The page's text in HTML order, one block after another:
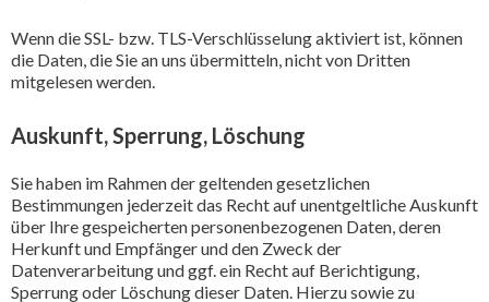
Wenn die SSL- bzw. TLS-Verschlüsselung aktiviert ist, können
die Daten, die Sie an uns übermitteln, nicht von Dritten
mitgelesen werden.
Auskunft, Sperrung, Löschung
Sie haben im Rahmen der geltenden gesetzlichen
Bestimmungen jederzeit das Recht auf unentgeltliche Auskunft
über Ihre gespeicherten personenbezogenen Daten, deren
Herkunft und Empfänger und den Zweck der
Datenverarbeitung und ggf. ein Recht auf Berichtigung,
Sperrung oder Löschung dieser Daten. Hierzu sowie zu